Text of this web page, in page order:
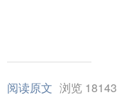
阅读原文 浏览 18143